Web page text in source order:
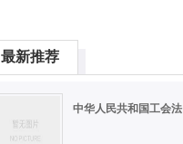
最新推荐
中华人民共和国工会法